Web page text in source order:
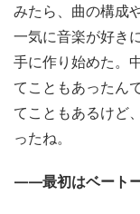
みたら、曲の構成
一気に音楽が好き
手に作り始めた。
てこともあったん
てこともあるけど
ったね。
——最初はベートー